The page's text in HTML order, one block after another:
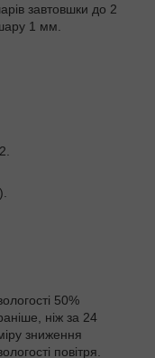
завтовшки до 2
1 мм.
50%
ніж за 24
зниження
повітря.